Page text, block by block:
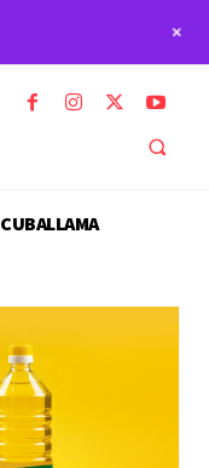
CUBALLAMA
+